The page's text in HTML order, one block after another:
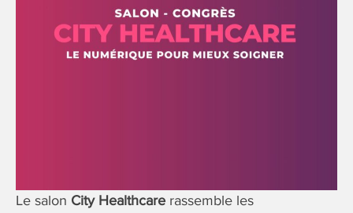
Le salon City Healthcare rassemble les